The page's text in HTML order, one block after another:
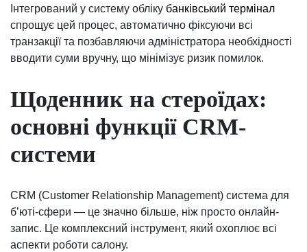
Інтегрований у систему обліку банківський термінал
спрощує цей процес, автоматично фіксуючи всі
транзакції та позбавляючи адміністратора необхідності
вводити суми вручну, що мінімізує ризик помилок.
Щоденник на стероїдах:
основні функції CRM-
системи
CRM (Customer Relationship Management) система для
б’юті-сфери — це значно більше, ніж просто онлайн-
запис. Це комплексний інструмент, який охоплює всі
аспекти роботи салону.